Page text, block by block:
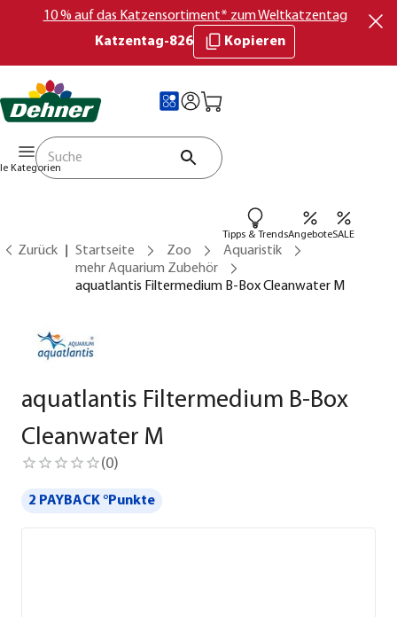
10 % auf das Katzensortiment* zum Weltkatzentag
Katzentag-826
Kopieren
Kategorien
Tipps & TrendsAngeboteSALE
Zurück Startseite Zoo
Aquaristik
mehr Aquarium Zubehör
aquatlantis Filtermedium B-Box Cleanwater M
aquatlantis Filtermedium B-Box
Cleanwater M
(0)
2 PAYBACK °Punkte